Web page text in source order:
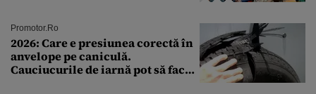
Promotor.ro
2026: Care e presiunea corectă în
anvelope pe caniculă.
Cauciucurile de iarnă pot să facă